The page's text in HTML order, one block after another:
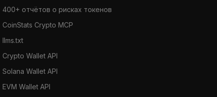
400+ отчётов о рисках токенов
CoinStats Crypto MCP
llms.txt
Crypto Wallet API
Solana Wallet API
EVM Wallet API